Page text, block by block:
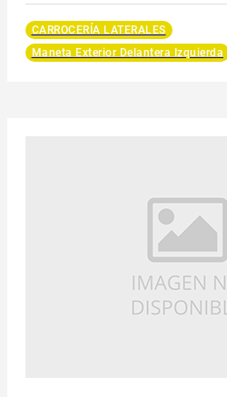
CARROCERÍA LATERALES
Maneta Exterior Delantera Izquierda